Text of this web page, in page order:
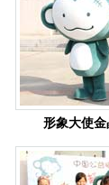
形象大使